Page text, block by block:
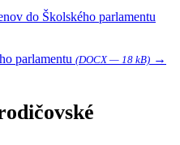
do Školského parlamentu
parlamentu (DOCX — 18 kB) →